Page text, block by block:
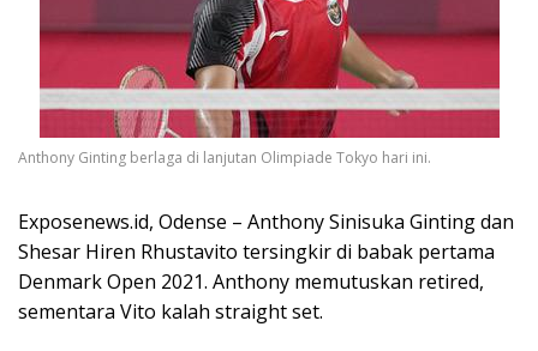
Anthony Ginting berlaga di lanjutan Olimpiade Tokyo hari ini.
Exposenews.id, Odense – Anthony Sinisuka Ginting dan
Shesar Hiren Rhustavito tersingkir di babak pertama
Denmark Open 2021. Anthony memutuskan retired,
sementara Vito kalah straight set.